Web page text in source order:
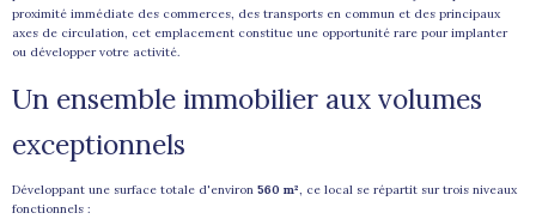
proximité immédiate des commerces, des transports en commun et des principaux
axes de circulation, cet emplacement constitue une opportunité rare pour implanter
ou développer votre activité.
Un ensemble immobilier aux volumes
exceptionnels
Développant une surface totale d'environ 560 m², ce local se répartit sur trois niveaux
fonctionnels :